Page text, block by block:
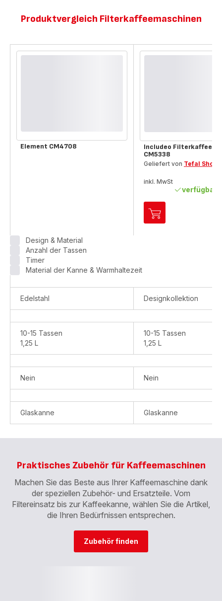
Produktvergleich Filterkaffeemaschinen
Element CM4708
Zum
Warenkorb
Includeo
CM5338
Geliefert von Tefal Shop
inkl. MwSt
verfügbar
Design & Material
Anzahl der Tassen
Timer
Material der Kanne & Warmhaltezeit
Edelstahl Designkollektion
10-15 Tassen
1,25 L
10-15 Tassen
1,25 L
Nein Nein
Glaskanne Glaskanne
Praktisches Zubehör für Kaffeemaschinen
Machen Sie das Beste aus Ihrer Kaffeemaschine dank
der speziellen Zubehör- und Ersatzteile. Vom
Filtereinsatz bis zur Kaffeekanne, wählen Sie die Artikel,
die Ihren Bedürfnissen entsprechen.
Zubehör finden